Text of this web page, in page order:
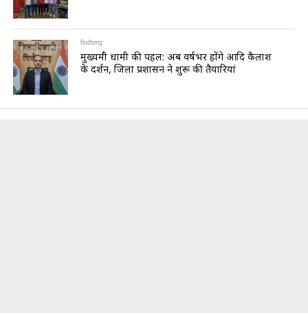
पिथौरागढ़
मुख्यमंत्री धामी की पहल: अब वर्षभर होंगे आदि कैलाश
के दर्शन, जिला प्रशासन ने शुरू की तैयारियां